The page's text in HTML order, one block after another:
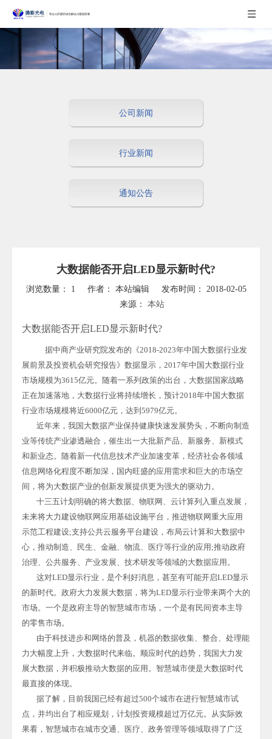
公司新闻
行业新闻
通知公告
大数据能否开启LED显示新时代?
浏览数量： 1 作者： 本站编辑 发布时间： 2018-02-05
来源： 本站
["wechat","weibo","qzone","douban","email"]
大数据能否开启LED显示新时代?
据中商产业研究院发布的《2018-2023年中国大数据行业发
展前景及投资机会研究报告》数据显示，2017年中国大数据行业
市场规模为3615亿元。随着一系列政策的出台，大数据国家战略
正在加速落地，大数据行业将持续增长，预计2018年中国大数据
行业市场规模将近6000亿元，达到5979亿元。
近年来，我国大数据产业保持健康快速发展势头，不断向制造
业等传统产业渗透融合，催生出一大批新产品、新服务、新模式
和新业态。随着新一代信息技术产业加速变革，经济社会各领域
信息网络化程度不断加深，国内旺盛的应用需求和巨大的市场空
间，将为大数据产业的创新发展提供更为强大的驱动力。
十三五计划明确的将大数据、物联网、云计算列入重点发展，
未来将大力建设物联网应用基础设施平台，推进物联网重大应用
示范工程建设;支持公共云服务平台建设，布局云计算和大数据中
心，推动制造、民生、金融、物流、医疗等行业的应用;推动政府
治理、公共服务、产业发展、技术研发等领域的大数据应用。
这对LED显示行业，是个利好消息，甚至有可能开启LED显示
的新时代。政府大力发展大数据，将为LED显示行业带来两个大的
市场。一个是政府主导的智慧城市市场，一个是有民间资本主导
的零售市场。
由于科技进步和网络的普及，机器的数据收集、整合、处理能
力大幅度上升，大数据时代来临。顺应时代的趋势，我国大力发
展大数据，并积极推动大数据的应用。智慧城市便是大数据时代
最直接的体现。
据了解，目前我国已经有超过500个城市在进行智慧城市试
点，并均出台了相应规划，计划投资规模超过万亿元。从实际效
果看，智慧城市在城市交通、医疗、政务管理等领域取得了广泛